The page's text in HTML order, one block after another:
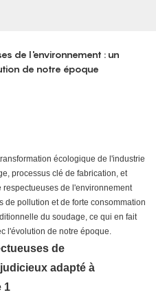
de l'environnement : un
de notre époque
écologique de l'industrie
processus clé de fabrication, et
de l'environnement
de pollution et de forte consommation
du soudage, ce qui en fait
l'évolution de notre époque.